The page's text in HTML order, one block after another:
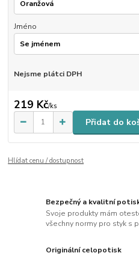
Jméno
Nejsme plátci DPH
219 Kč/ks
Přidat do
Hlídat cenu / dostupnost
Bezpečný a kvalitní
Svoje produkty mám
všechny normy pro styk s
Originální celopotisk